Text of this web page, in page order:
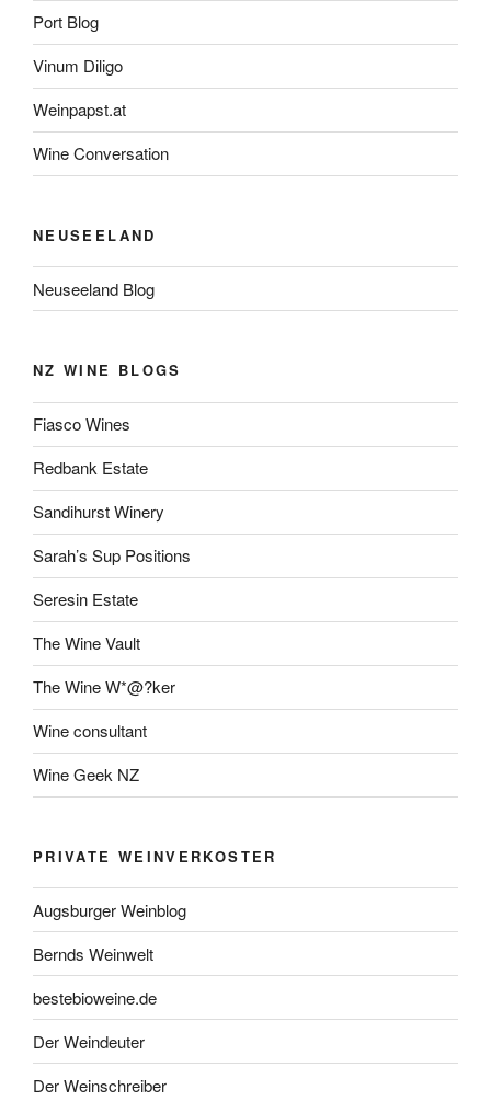
Port Blog
Vinum Diligo
Weinpapst.at
Wine Conversation
NEUSEELAND
Neuseeland Blog
NZ WINE BLOGS
Fiasco Wines
Redbank Estate
Sandihurst Winery
Sarah’s Sup Positions
Seresin Estate
The Wine Vault
The Wine W*@?ker
Wine consultant
Wine Geek NZ
PRIVATE WEINVERKOSTER
Augsburger Weinblog
Bernds Weinwelt
bestebioweine.de
Der Weindeuter
Der Weinschreiber